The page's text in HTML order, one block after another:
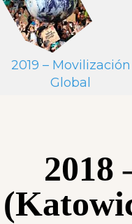
2019 – Movilización
Global
2018